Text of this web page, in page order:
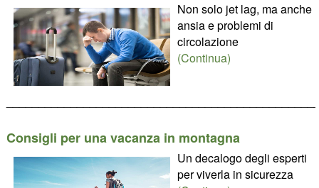
Non solo jet lag, ma anche
ansia e problemi di
circolazione
(Continua)
Consigli per una vacanza in montagna
Un decalogo degli esperti
per viverla in sicurezza